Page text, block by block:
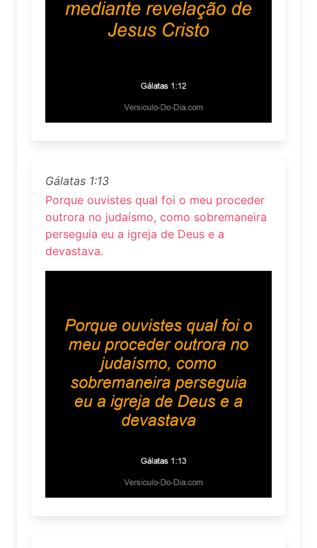
Gálatas 1:13
Porque ouvistes qual foi o meu proceder
outrora no judaísmo, como sobremaneira
perseguia eu a igreja de Deus e a
devastava.